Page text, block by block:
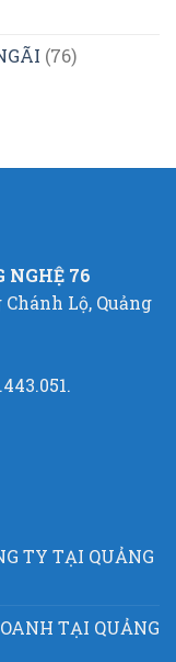
(76)
NGHỆ 76
Lộ, Quảng
TY TẠI QUẢNG
TẠI QUẢNG